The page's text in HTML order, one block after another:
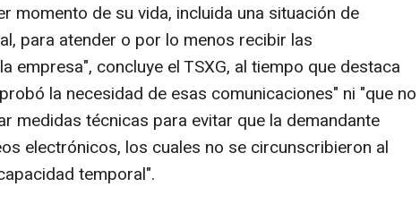
momento de su vida, incluida una situación de
para atender o por lo menos recibir las
empresa", concluye el TSXG, al tiempo que destaca
la necesidad de esas comunicaciones" ni "que no
medidas técnicas para evitar que la demandante
electrónicos, los cuales no se circunscribieron al
temporal".